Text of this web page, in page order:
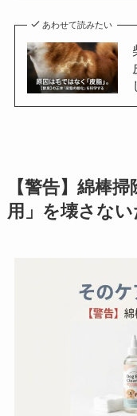
あわせて読みたい
【警告】綿棒
用」を壊さな